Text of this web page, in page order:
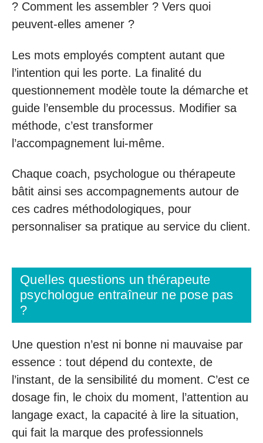
? Comment les assembler ? Vers quoi
peuvent-elles amener ?
Les mots employés comptent autant que
l’intention qui les porte. La finalité du
questionnement modèle toute la démarche et
guide l’ensemble du processus. Modifier sa
méthode, c’est transformer
l’accompagnement lui-même.
Chaque coach, psychologue ou thérapeute
bâtit ainsi ses accompagnements autour de
ces cadres méthodologiques, pour
personnaliser sa pratique au service du client.
Quelles questions un thérapeute
psychologue entraîneur ne pose pas
?
Une question n’est ni bonne ni mauvaise par
essence : tout dépend du contexte, de
l’instant, de la sensibilité du moment. C’est ce
dosage fin, le choix du moment, l’attention au
langage exact, la capacité à lire la situation,
qui fait la marque des professionnels